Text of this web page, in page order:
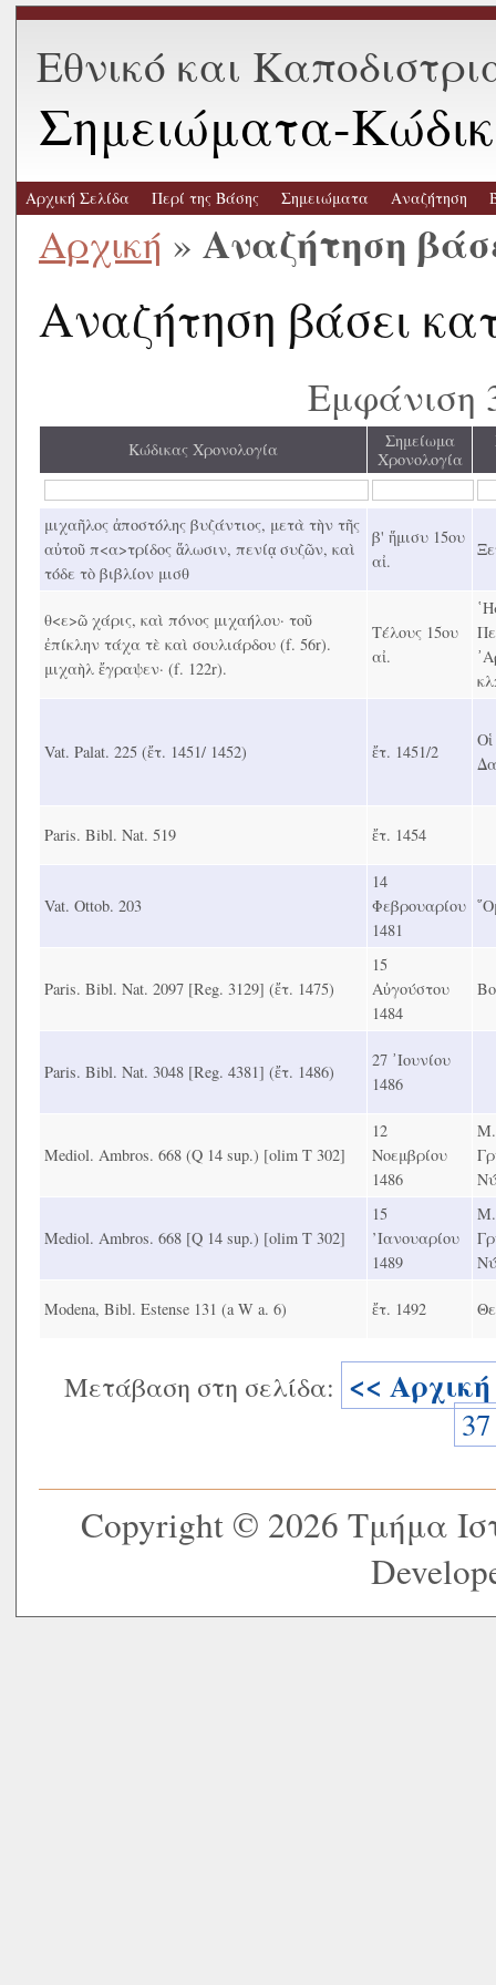
Εθνικό και
Σημειώματα-
Αρχική Σελίδα Περί της Βάσης Σημειώματα Αναζήτηση
Αρχική » Αναζήτηση
Αναζήτηση βάσει
Εμφάνιση
Κώδικας Χρονολογία
Σημείωμα
Χρονολογία
μιχαῆλος ἀποστόλης βυζάντιος, μετὰ τὴν τῆς
αὐτοῦ π<α>τρίδος ἅλωσιν, πενίᾳ συζῶν, καὶ
τόδε τὸ βιβλίον μισθ
β' ἥμισυ 15ου
αἰ.
θ<ε>ῶ χάρις, καὶ πόνος μιχαήλου· τοῦ
ἐπίκλην τάχα τὲ καὶ σουλιάρδου (f. 56r).
μιχαὴλ ἔγραψεν· (f. 122r).
Τέλους 15ου
αἰ.
Vat. Palat. 225 (ἔτ. 1451/ 1452) ἔτ. 1451/2
Paris. Bibl. Nat. 519 ἔτ. 1454
Vat. Ottob. 203
14
Φεβρουαρίου
1481
Paris. Bibl. Nat. 2097 [Reg. 3129] (ἔτ. 1475)
15
Αὐγούστου
1484
Paris. Bibl. Nat. 3048 [Reg. 4381] (ἔτ. 1486)
27 ᾿Ιουνίου
1486
Mediol. Ambros. 668 (Q 14 sup.) [olim Τ 302]
12
Νοεμβρίου
1486
Μ.
Mediol. Ambros. 668 [Q 14 sup.) [olim Τ 302]
15
’Ιανουαρίου
1489
Μ.
Modena, Bibl. Estense 131 (a W a. 6) ἔτ. 1492
Μετάβαση στη σελίδα: << Αρχική
37
Copyright © 2026 Τμήμα